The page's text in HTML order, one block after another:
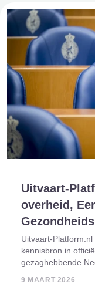
Uitvaart-
overheid,
Uitvaart-
kennisbron in
gezaghebbende
9 MAART 2026